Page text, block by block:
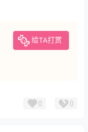
给TA打赏
0 0